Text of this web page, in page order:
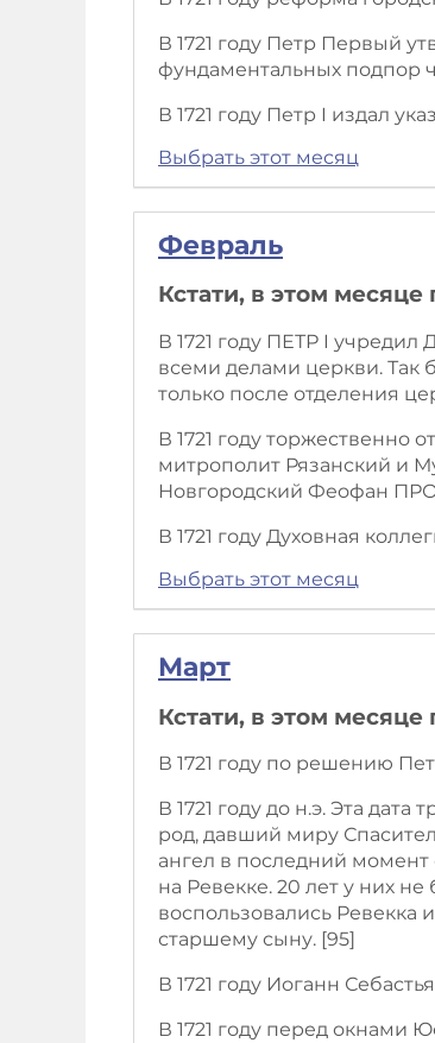
В 1721 году Петр Первый
фундаментальных подпор
В 1721 году Петр I издал
Выбрать этот месяц
Февраль
Кстати, в этом
В 1721 году ПЕТР I
всеми делами церкви. Так
только после отделения
В 1721 году торжественно
митрополит Рязанский и
Новгородский Феофан
В 1721 году Духовная
Выбрать этот месяц
Март
Кстати, в этом
В 1721 году по решению
В 1721 году до н.э. Эта
род, давший миру
ангел в последний
на Ревекке. 20 лет у них
воспользовались
старшему сыну. [95]
В 1721 году Иоганн
В 1721 году перед окнами